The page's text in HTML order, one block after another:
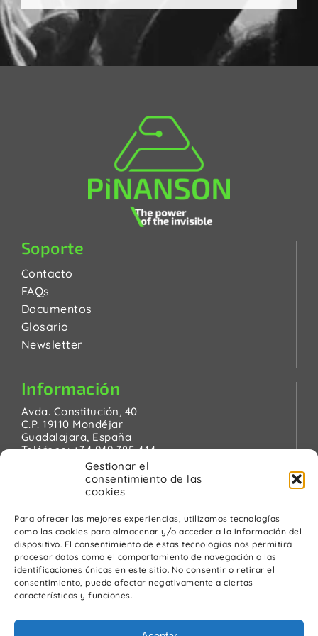
Gestionar el
consentimiento de las
cookies
Para ofrecer las mejores experiencias, utilizamos tecnologías
como las cookies para almacenar y/o acceder a la información del
dispositivo. El consentimiento de estas tecnologías nos permitirá
procesar datos como el comportamiento de navegación o las
identificaciones únicas en este sitio. No consentir o retirar el
consentimiento, puede afectar negativamente a ciertas
características y funciones.
Soporte
Contacto
FAQs
Documentos
Glosario
Newsletter
Información
Avda. Constitución, 40
C.P. 19110 Mondéjar
Guadalajara, España
Teléfono:+34 949 385 444
pinanson@pinanson.eu
Legal
Política de Privacidad
Advertencia Legal
Política de cookies
Política de calidad y medio ambiente